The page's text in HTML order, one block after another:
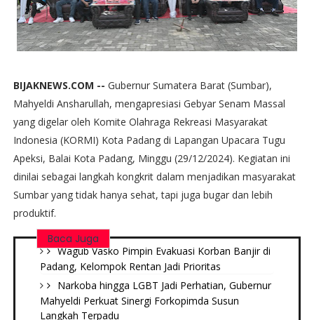
BIJAKNEWS.COM -- Gubernur Sumatera Barat (Sumbar),
Mahyeldi Ansharullah, mengapresiasi Gebyar Senam Massal
yang digelar oleh Komite Olahraga Rekreasi Masyarakat
Indonesia (KORMI) Kota Padang di Lapangan Upacara Tugu
Apeksi, Balai Kota Padang, Minggu (29/12/2024). Kegiatan ini
dinilai sebagai langkah kongkrit dalam menjadikan masyarakat
Sumbar yang tidak hanya sehat, tapi juga bugar dan lebih
produktif.
Baca Juga
Wagub Vasko Pimpin Evakuasi Korban Banjir di
Padang, Kelompok Rentan Jadi Prioritas
Narkoba hingga LGBT Jadi Perhatian, Gubernur
Mahyeldi Perkuat Sinergi Forkopimda Susun
Langkah Terpadu